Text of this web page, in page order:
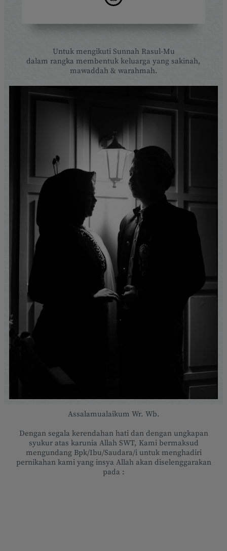
Untuk mengikuti Sunnah Rasul-Mu
dalam rangka membentuk keluarga yang sakinah,
mawaddah & warahmah.
Assalamualaikum Wr. Wb.
Dengan segala kerendahan hati dan dengan ungkapan
syukur atas karunia Allah SWT, Kami bermaksud
mengundang Bpk/Ibu/Saudara/i untuk menghadiri
pernikahan kami yang insya Allah akan diselenggarakan
pada :